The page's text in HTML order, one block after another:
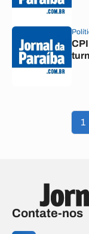
1
Contate-nos